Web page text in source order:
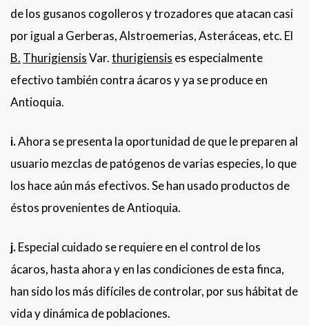
de los gusanos cogolleros y trozadores que atacan casi
por igual a Gerberas, Alstroemerias, Asteráceas, etc. El
B. ThurigiensisVar.thurigiensis es especialmente
efectivo también contra ácaros y ya se produce en
Antioquia.
i.Ahora se presenta la oportunidad de que le preparen al
usuario mezclas de patógenos de varias especies, lo que
los hace aún más efectivos. Se han usado productos de
éstos provenientes de Antioquia.
j.Especial cuidado se requiere en el control de los
ácaros, hasta ahora y en las condiciones de esta finca,
han sido los más difíciles de controlar, por sus hábitat de
vida y dinámica de poblaciones.